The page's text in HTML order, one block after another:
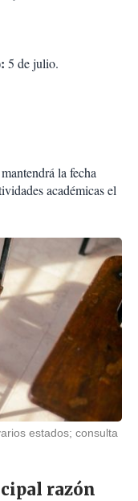
5 de julio.
la fecha
académicas el
estados; consulta
razón